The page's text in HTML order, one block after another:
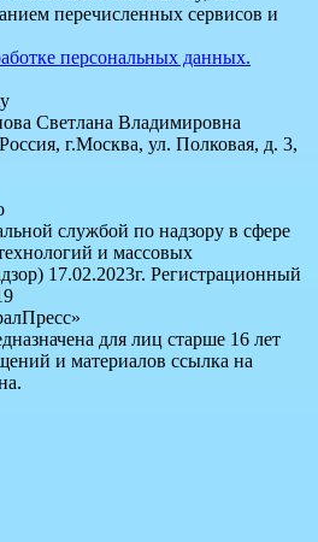
перечисленных сервисов и
персональных данных.
Светлана Владимировна
г.Москва, ул. Полковая, д. 3,
службой по надзору в сфере
и массовых
17.02.2023г. Регистрационный
для лиц старше 16 лет
и материалов ссылка на